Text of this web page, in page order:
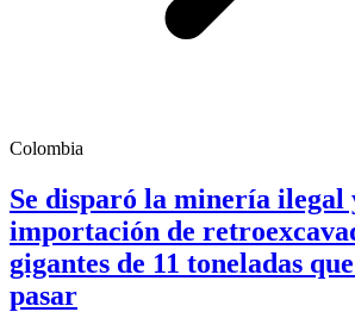
Colombia
Se disparó la minería ilegal
importación de
gigantes de 11 toneladas
pasar